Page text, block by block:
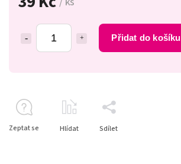
Přidat do košíku
Zeptat se Hlídat Sdílet